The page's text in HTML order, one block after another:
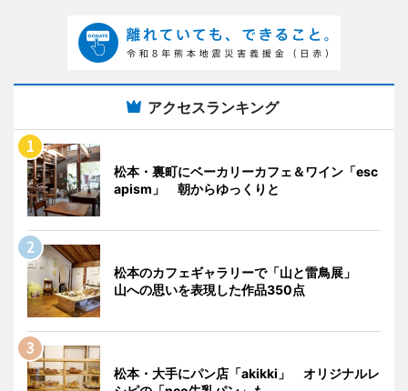
アクセスランキング
松本・裏町にベーカリーカフェ＆ワイン「esc
apism」 朝からゆっくりと
松本のカフェギャラリーで「山と雷鳥展」
山への思いを表現した作品350点
松本・大手にパン店「akikki」 オリジナルレ